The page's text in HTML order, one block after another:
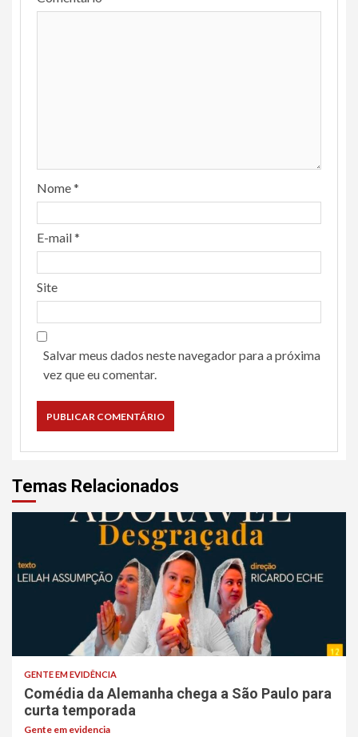
Nome*
E-mail*
Site
Salvar meus dados neste navegador para a próxima
vez que eu comentar.
Temas Relacionados
GENTE EM EVIDÊNCIA
Comédia da Alemanha chega a São Paulo para
curta temporada
Gente em evidencia